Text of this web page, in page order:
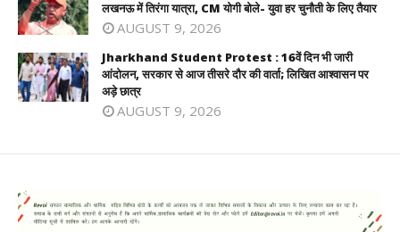
लखनऊ में तिरंगा यात्रा, CM योगी बोले- युवा हर चुनौती के लिए तैयार
AUGUST 9, 2026
Jharkhand Student Protest : 16वें दिन भी जारी
आंदोलन, सरकार से आज तीसरे दौर की वार्ता; लिखित आश्वासन पर
अड़े छात्र
AUGUST 9, 2026